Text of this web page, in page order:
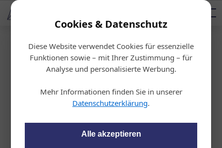
Cookies & Datenschutz
Diese Website verwendet Cookies für essenzielle
Funktionen sowie – mit Ihrer Zustimmung – für
Analyse und personalisierte Werbung.
Mehr Informationen finden Sie in unserer
Datenschutzerklärung.
Alle akzeptieren
AUTOMOTIVE SERVICES
AUTOMOTIVE AKADEMIE
Podcast
Startseite/Fahrzeughandel
Neuzulassungen
Neuwagenmarkt
21.09.2023, 08:57 Uhr